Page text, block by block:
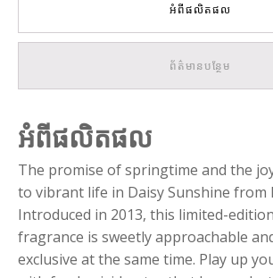
អំពីផលិតផល
ព័ត៌មានបន្ថែម
អំពីផលិតផល
The promise of springtime and the
to vibrant life in Daisy Sunshine from
Introduced in 2013, this limited-
fragrance is sweetly approachable
exclusive at the same time. Play up